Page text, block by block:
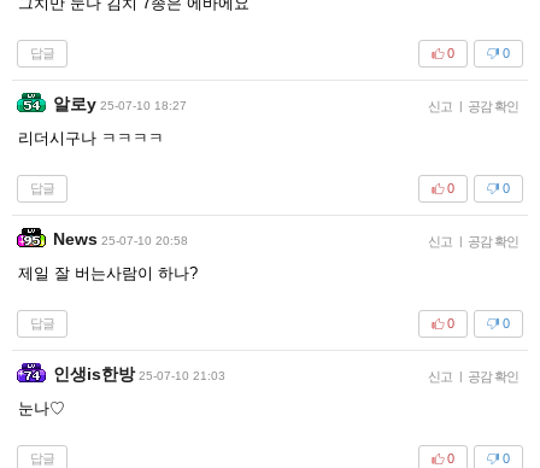
답글 0
0
알로y 25-07-10 18:27 신고 | 공감 확인
리더시구나 ㅋㅋㅋㅋ
답글 0
0
News 25-07-10 20:58 신고 | 공감 확인
제일 잘 버는사람이 하나?
답글 0
0
인생is한방 25-07-10 21:03 신고 | 공감 확인
눈나♡
답글 0
0